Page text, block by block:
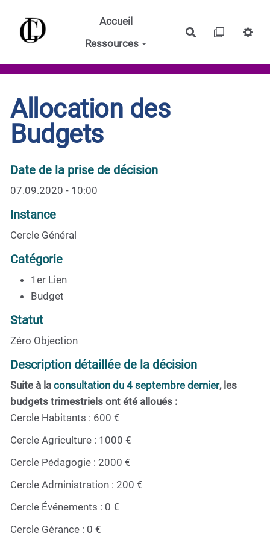
Aller au contenu principal
Accueil
Ressources
Rechercher
Allocation des
Budgets
Date de la prise de décision
07.09.2020 - 10:00
Instance
Cercle Général
Catégorie
1er Lien
Budget
Statut
Zéro Objection
Description détaillée de la décision
Suite à la consultation du 4 septembre dernier, les
budgets trimestriels ont été alloués :
Cercle Habitants : 600 €
Cercle Agriculture : 1000 €
Cercle Pédagogie : 2000 €
Cercle Administration : 200 €
Cercle Événements : 0 €
Cercle Gérance : 0 €